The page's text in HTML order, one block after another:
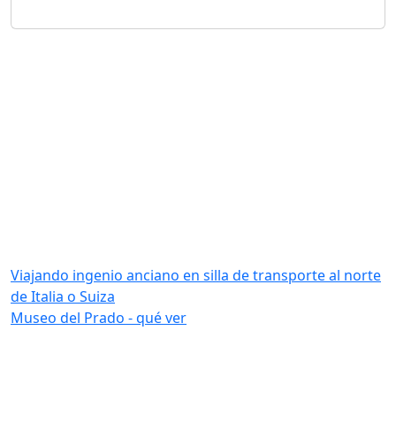
Viajando ingenio anciano en silla de transporte al norte
de Italia o Suiza
Museo del Prado - qué ver